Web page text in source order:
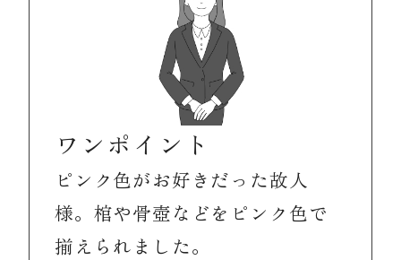
ワンポイント
ピンク色がお好きだった故人
様。棺や骨壺などをピンク色で
揃えられました。